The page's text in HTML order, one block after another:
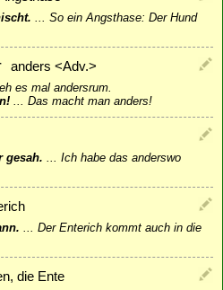
... So ein Angsthase: Der Hund
anders <Adv.>
es mal andersrum.
... Das macht man anders!
gesah. ... Ich habe das anderswo
... Der Enterich kommt auch in die
die Ente